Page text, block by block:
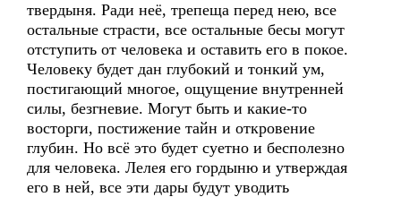
твердыня. Ради неё, трепеща перед нею, все
остальные страсти, все остальные бесы могут
отступить от человека и оставить его в покое.
Человеку будет дан глубокий и тонкий ум,
постигающий многое, ощущение внутренней
силы, безгневие. Могут быть и какие-то
восторги, постижение тайн и откровение
глубин. Но всё это будет суетно и бесполезно
для человека. Лелея его гордыню и утверждая
его в ней, все эти дары будут уводить